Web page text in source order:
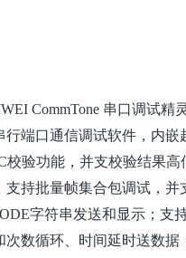
CommTone 串口调试精
行端口通信调试软件，内嵌
校验功能，并支校验结果高
支持批量帧集合包调试，并
字符串发送和显示；支
次数循环、时间延时送数据